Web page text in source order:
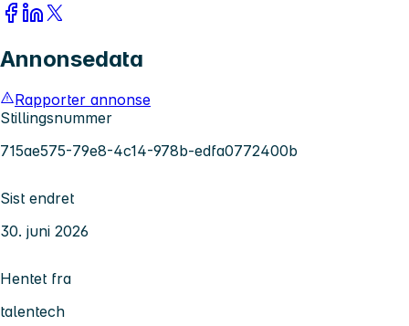
Annonsedata
Rapporter annonse
Stillingsnummer
715ae575-79e8-4c14-978b-edfa0772400b
Sist endret
30. juni 2026
Hentet fra
talentech